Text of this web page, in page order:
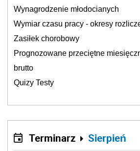
Wynagrodzenie młodocianych
Wymiar czasu pracy - okresy
Zasiłek chorobowy
Prognozowane przeciętne
brutto
Quizy Testy
Terminarz Sierpień